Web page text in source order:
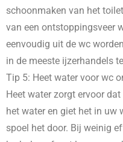
schoonmaken van het
van een ontstoppingsveer
eenvoudig uit de wc
in de meeste ijzerhandels
Tip 5: Heet water voor wc
Heet water zorgt ervoor
het water en giet het in uw
spoel het door. Bij weinig